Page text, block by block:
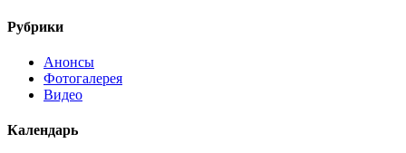
Рубрики
Анонсы
Фотогалерея
Видео
Календарь